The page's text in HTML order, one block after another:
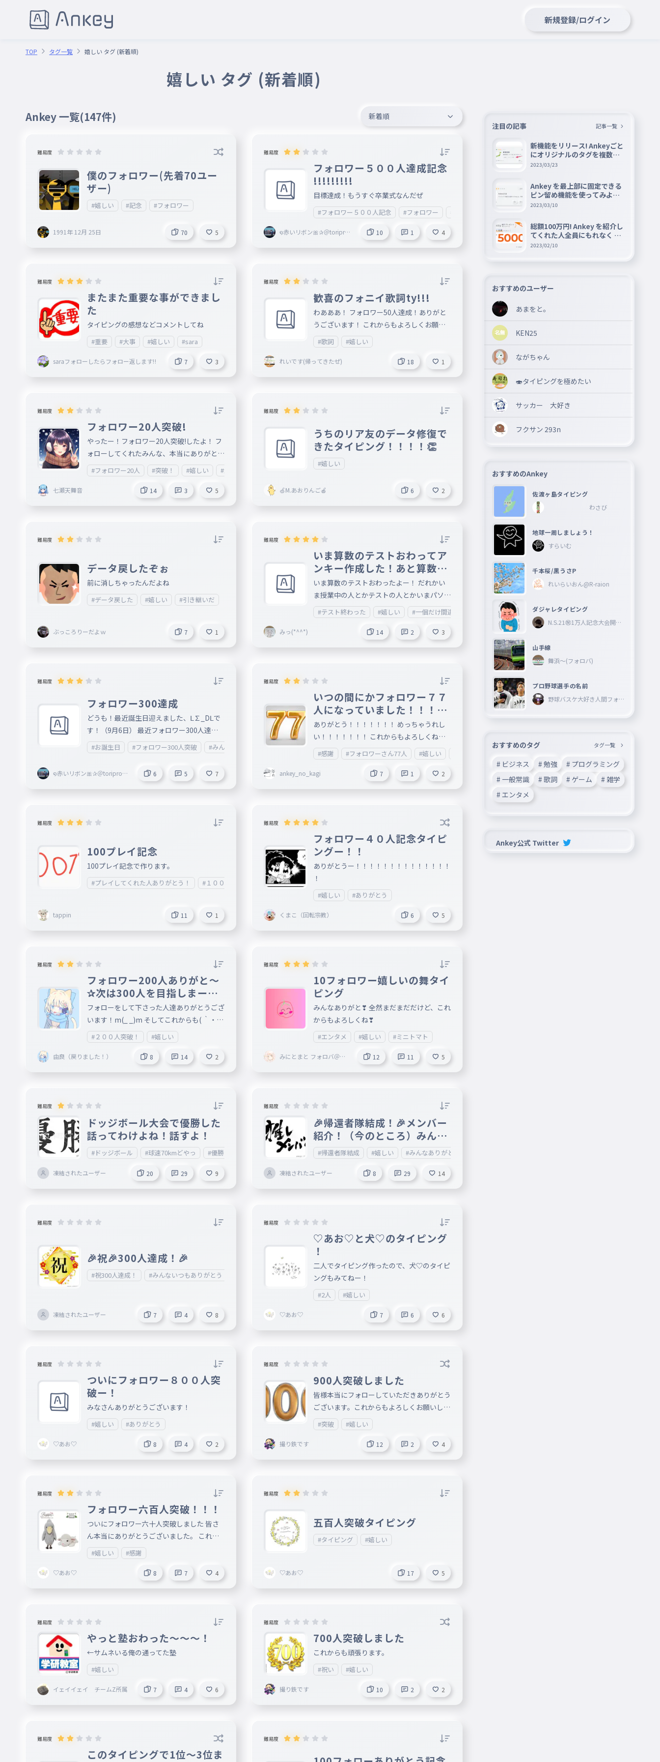
新規登録/ログイン
TOP タグ一覧 嬉しい タグ (新着順)
嬉しい タグ (新着順)
Ankey 一覧(147件) 新着順
難易度
僕のフォロワー(先着70ユー
ザー)
#嬉しい #記念 #フォロワー
1991年 12月 25日 70 5
難易度
フォロワー５００人達成記念
!!!!!!!!!
目標達成！もうすぐ卒業式なんだぜ
#フォロワー５００人記念 #フォロワー #感謝
໑赤いリボン🎀✰＠toriproZ
10 1 4
難易度
またまた重要な事ができまし
た
タイピングの感想などコメントしてね
#重要 #大事 #嬉しい #sara
saraフォローしたらフォロー返します‼ 7 3
難易度
歓喜のフォニイ歌詞ty!!!
わあああ！ フォロワー50人達成！ありがと
うございます！ これからもよろしくお願い
します！ まあといっても、多分2月くらいま
でしかいられないんじゃないかなーと思いま
す。ちょっとした都合でね。 今見ている方
々に高校受験をする方がどれくらいなのか知
と面接を残すのみとなっているので、受験ど
と思います！ フォニイは、またまた推しの
方の歌みたです。ちなみにフォニイの最高音
くらいが私の音域の限界です。それ以上は出
にくい。 ぜひぜひ、感想やリクエスト等の
コメントもお待ちしております！（返信がく
そ遅くなるかもしれませんごめんなさい）
#歌詞 #嬉しい
れいです(帰ってきたぜ) 18 1
難易度
フォロワー20人突破!
やったー！フォロワー20人突破!したよ！ フ
ォローしてくれたみんな、本当にありがとう
ございます！ これからもめっちゃ頑張るの
でよろしくね！ コメントでなんか作って欲
しいタイピングとかあったら教えてね
#フォロワー20人 #突破！ #嬉しい #頑張るね
七瀬天舞音 14 3 5
難易度
うちのリア友のデータ修復で
きたタイピング！！！！👏
#嬉しい
🍏M.あおりんご🍎 6 2
難易度
データ戻したぞぉ
前に消しちゃったんだよね
#データ戻した #嬉しい #引き継いだ
ぶっころりーだよｗ 7 1
難易度
いま算数のテストおわってア
ンキー作成した！あと算数の
テスト一個間違えてて悲し🥺
いま算数のテストおわったよー！ だれかい
ま授業中の人とかテストの人とかいまパソコ
ン触っている人コメントで教えて 逆に自分
のパソコン触っている人も教えて！ 算数の
テストは、円周の面積だよーん！ まあ私６
年だから(*^^*) あと算数のテスト一個まち
#テスト終わった #嬉しい #一個だけ間違えた #悲し🐤
みっ(*^^*) 14 2 3
難易度
フォロワー300達成
どうも！最近誕生日迎えました、Ⅼ∑_DⅬで
す！（9月6日） 最近フォロワー300人達成
いたしましたので…
#お誕生日 #フォロワー300人突破 #みんなありがとう！ #本当に感謝！ #嬉しい
໑赤いリボン🎀✰＠toriproZ
6 5 7
難易度
いつの間にかフォロワー７７
人になっていました！！！！
！！！
ありがとう！！！！！！！ めっちゃうれし
い！！！！！！！ これからもよろしくね！
！！！！！！
#感謝 #フォロワーさん77人 #嬉しい
ankey_no_kagi 7 1 2
難易度
100プレイ記念
100プレイ記念で作ります。
#プレイしてくれた人ありがとう！ #１００プレイ記念 #嬉しい
tappin 11 1
難易度
フォロワー４０人記念タイピ
ングー！！
ありがとうー！！！！！！！！！！！！！！
！
#嬉しい #ありがとう
くまこ（回転宗教） 6 5
難易度
フォロワー200人ありがと～
✰次は300人を目指しまーす
！
フォローをして下さった人達ありがとうござ
います！m(_ _)m そしてこれからも( ｀・∀
・´)ﾉﾖﾛｼｸお願いします！ そしてこれを見て
くださっている人にお願いです！ このフォ
ロワー200人記念に下の５つから選んでコメ
ントに書いて下さい！ 選んで一番多かった
アニメタイピング ４.連打タイピング ５.その
他（ココには何が良いかを書いて下さい上の
以外で） コメントにお願いします！
#２００人突破！ #嬉しい
由良（戻りました！） 8 14 2
難易度
10フォロワー嬉しいの舞タイ
ピング
みんなありがと❣ 全然まだまだだけど、これ
からもよろしくね❣
#エンタメ #嬉しい #ミニトマト
みにとまと フォロバ＠MI
12 11 5
難易度
ドッジボール大会で優勝した
話ってわけよね！話すよ！
#ドッジボール #球速70kmどやっ #優勝 #一学期の一番最初らへん
凍結されたユーザー 20 29 9
難易度
🎉帰還者隊結成！🎉メンバー
紹介！（今のところ）みんな
ありがとう！
#帰還者隊結成 #嬉しい #みんなありがとう！
凍結されたユーザー 8 29 14
難易度
🎉祝🎉300人達成！🎉
#祝300人達成！ #みんないつもありがとう！ #最高 #気分アゲアゲ
凍結されたユーザー 7 4 8
難易度
♡あお♡と犬♡のタイピング
！
二人でタイピング作ったので、犬♡のタイピ
ングもみてねー！
#2人 #嬉しい
♡あお♡ 7 6 6
難易度
ついにフォロワー８００人突
破ー！
みなさんありがとうございます！
#嬉しい #ありがとう
♡あお♡ 8 4 2
難易度
900人突破しました
皆様本当にフォローしていただきありがとう
ございます。これからもよろしくお願いしま
す。
#突破 #嬉しい
撮り鉄です 12 2 4
難易度
フォロワー六百人突破！！！
ついにフォロワー六十人突破しました 皆さ
ん本当にありがとうございました。 これか
らもよろしくおねがいします！
#嬉しい #感謝
♡あお♡ 8 7 4
難易度
五百人突破タイピング
#タイピング #嬉しい
♡あお♡ 17 5
難易度
やっと塾おわった〜〜〜！
←サムネいる俺の通ってた塾
#嬉しい
イェイイェイ チームZ所属 7 4 6
難易度
700人突破しました
これからも頑張ります。
#祝い #嬉しい
撮り鉄です 10 2 2
難易度
このタイピングで1位〜3位ま
難易度
注目の記事 記事一覧
新機能をリリース! Ankeyごと
にオリジナルのタグを複数設
定できる『タグ機能』を紹介
2023/03/23
Ankey を最上部に固定できる
ピン留め機能を使ってみよう
📌
2023/03/10
総額100万円! Ankey を紹介し
てくれた人全員にもれなく A
mazon ギフト券 5000 円分を
2023/02/10
おすすめのユーザー
あまをと。
KEN25
ながちゃん
🍣タイピングを極めたい
サッカー 大好き
フクサン 293n
おすすめのAnkey
佐渡ヶ島タイピング
わさび
地球一周しましょう！
すらいむ
千本桜/黒うさP
れいらいおん@R-raion
ダジャレタイピング
N.S.21㊗︎1万人記念大会開催
山手線
舞浜〜(フォロバ)
プロ野球選手の名前
野球バスケ大好き人間フォロ
おすすめのタグ タグ一覧
# ビジネス # 勉強
# プログラミング
# 一般常識
# 歌詞 # ゲーム
# 雑学
# エンタメ
Ankey公式 Twitter